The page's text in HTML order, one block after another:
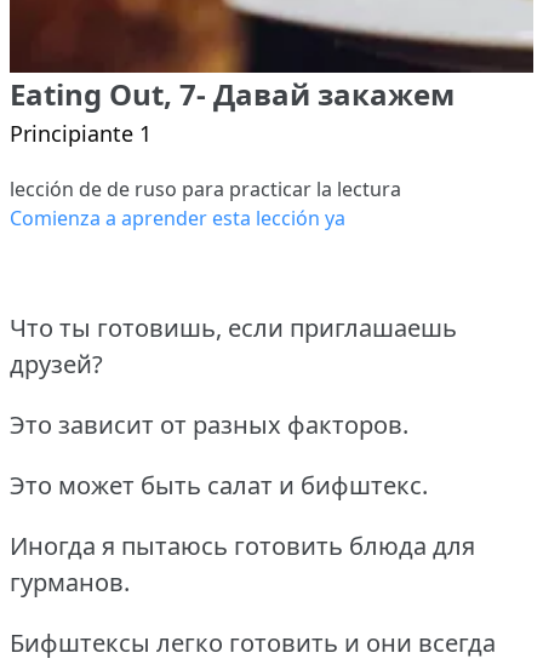
Eating Out, 7- Давай закажем
Principiante 1
lección de de ruso para practicar la lectura
Comienza a aprender esta lección ya
Что ты готовишь, если приглашаешь
друзей?
Это зависит от разных факторов.
Это может быть салат и бифштекс.
Иногда я пытаюсь готовить блюда для
гурманов.
Бифштексы легко готовить и они всегда